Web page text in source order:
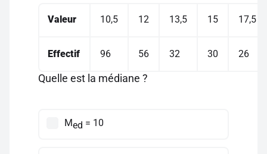
Valeur 10,5 12 13,5 15 17,5
Effectif 96 56 32 30 26
Quelle est la médiane ?
Med = 10